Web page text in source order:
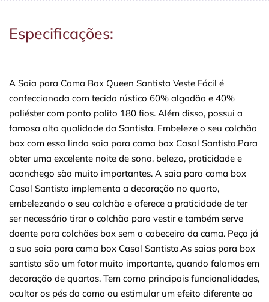
Especificações:
A Saia para Cama Box Queen Santista Veste Fácil é
confeccionada com tecido rústico 60% algodão e 40%
poliéster com ponto palito 180 fios. Além disso, possui a
famosa alta qualidade da Santista. Embeleze o seu colchão
box com essa linda saia para cama box Casal Santista.Para
obter uma excelente noite de sono, beleza, praticidade e
aconchego são muito importantes. A saia para cama box
Casal Santista implementa a decoração no quarto,
embelezando o seu colchão e oferece a praticidade de ter
ser necessário tirar o colchão para vestir e também serve
doente para colchões box sem a cabeceira da cama. Peça já
a sua saia para cama box Casal Santista.As saias para box
santista são um fator muito importante, quando falamos em
decoração de quartos. Tem como principais funcionalidades,
ocultar os pés da cama ou estimular um efeito diferente ao